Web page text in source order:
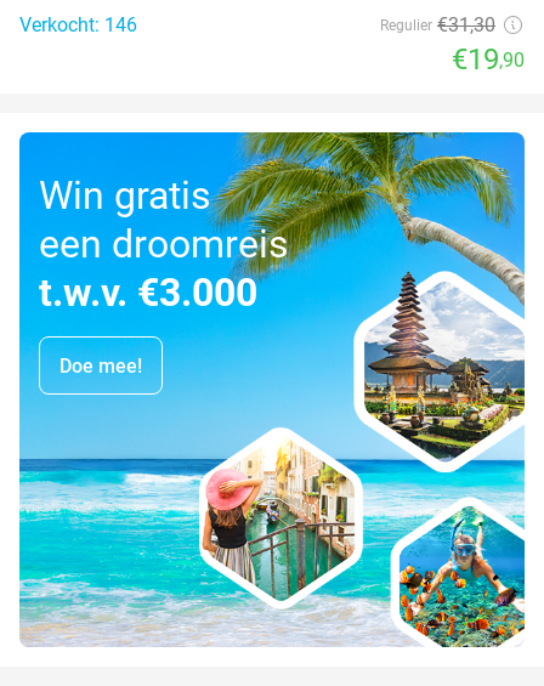
Verkocht: 146
Regulier €31,30
€19,90
Win gratis
een droomreis
t.w.v. €3.000
Doe mee!